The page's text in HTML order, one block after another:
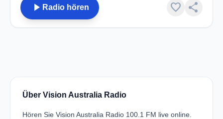
play_arrow Radio hören favorite share
Über Vision Australia Radio
Hören Sie Vision Australia Radio 100.1 FM live online.